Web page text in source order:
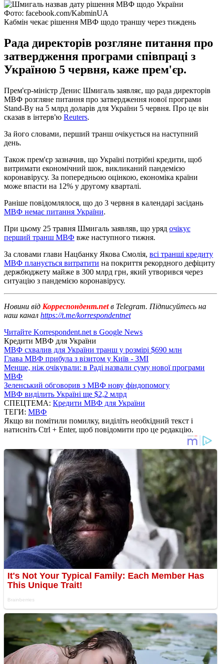
Фото: facebook.com/KabminUA
Кабмін чекає рішення МВФ щодо траншу через тиждень
Рада директорів розгляне питання про
затвердження програми співпраці з
Україною 5 червня, каже прем'єр.
Прем'єр-міністр Денис Шмигаль заявляє, що рада директорів
МВФ розгляне питання про затвердження нової програми
Stand-By на 5 млрд доларів для України 5 червня. Про це він
сказав в інтерв'ю Reuters.
За його словами, перший транш очікується на наступний
день.
Також прем'єр зазначив, що Україні потрібні кредити, щоб
витримати економічний шок, викликаний пандемією
коронавірусу. За попередньою оцінкою, економіка країни
може впасти на 12% у другому кварталі.
Раніше повідомлялося, що до 3 червня в календарі засідань
МВФ немає питання України.
При цьому 25 травня Шмигаль заявляв, що уряд очікує
перший транш МВФ вже наступного тижня.
За словами глави Нацбанку Якова Смолія, всі транші кредиту
МВФ планується витратити на покриття рекордного дефіциту
держбюджету майже в 300 млрд грн, який утворився через
ситуацію з пандемією коронавірусу.
Новини від Корреспондент.netв Telegram. Підписуйтесь на
наш канал https://t.me/korrespondentnet
Читайте Korrespondent.net в Google News
Кредити МВФ для України
МВФ схвалив для України транш у розмірі $690 млн
Глава МВФ прибула з візитом у Київ - ЗМІ
Менше, ніж очікували: в Раді назвали суму нової програми
МВФ
Зеленський обговорив з МВФ нову фіндопомогу
МВФ виділить Україні ще $2,2 млрд
СПЕЦТЕМА: Кредити МВФ для України
ТЕГИ: МВФ
Якщо ви помітили помилку, виділіть необхідний текст і
натисніть Ctrl + Enter, щоб повідомити про це редакцію.